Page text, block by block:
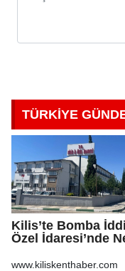
TÜRKİYE
Kilis’te Bomba
Özel İdaresi’nde
www.kiliskenthaber.com